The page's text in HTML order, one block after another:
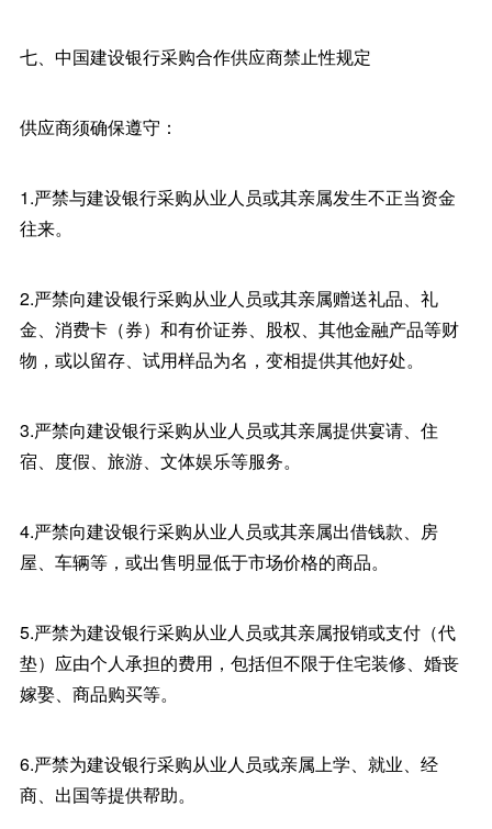
七、中国建设银行采购合作供应商禁止性规定
供应商须确保遵守：
1.严禁与建设银行采购从业人员或其亲属发生不正当资金
往来。
2.严禁向建设银行采购从业人员或其亲属赠送礼品、礼
金、消费卡（券）和有价证券、股权、其他金融产品等财
物，或以留存、试用样品为名，变相提供其他好处。
3.严禁向建设银行采购从业人员或其亲属提供宴请、住
宿、度假、旅游、文体娱乐等服务。
4.严禁向建设银行采购从业人员或其亲属出借钱款、房
屋、车辆等，或出售明显低于市场价格的商品。
5.严禁为建设银行采购从业人员或其亲属报销或支付（代
垫）应由个人承担的费用，包括但不限于住宅装修、婚丧
嫁娶、商品购买等。
6.严禁为建设银行采购从业人员或亲属上学、就业、经
商、出国等提供帮助。